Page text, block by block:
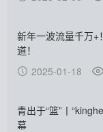
新年一波流量千万+
道！
2025-01-18
青出于“篮”丨
幕